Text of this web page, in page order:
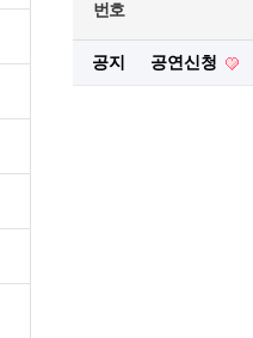
번호
공지 공연신청